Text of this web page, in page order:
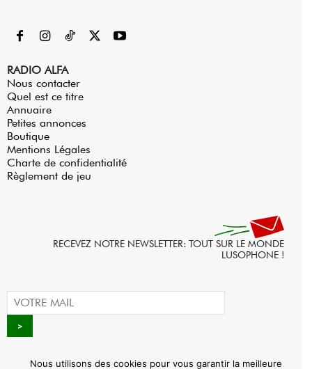
RADIO ALFA
Nous contacter
Quel est ce titre
Annuaire
Petites annonces
Boutique
Mentions Légales
Charte de confidentialité
Règlement de jeu
RECEVEZ NOTRE NEWSLETTER: TOUT SUR LE MONDE
LUSOPHONE !
Nous utilisons des cookies pour vous garantir la meilleure